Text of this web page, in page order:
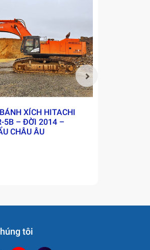
XÍCH HITACHI
5B – ĐỜI 2014 –
CHÂU ÂU
tôi